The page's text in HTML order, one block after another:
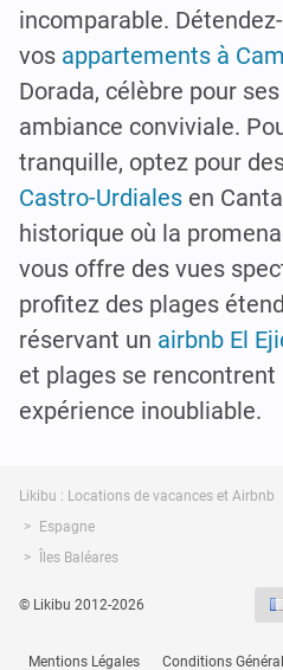
incomparable.
vos appartements à
Dorada, célèbre pour
ambiance conviviale.
tranquille, optez pour
Castro-Urdiales en
historique où la
vous offre des vues
profitez des plages
réservant un airbnb El
et plages se
expérience inoubliable.
Likibu : Locations de vacances et Airbnb
Espagne
Îles Baléares
© Likibu 2012-2026
Mentions Légales Conditions